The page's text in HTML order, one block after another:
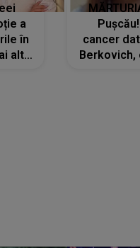
a
în
altă
cancer
Berkovich,